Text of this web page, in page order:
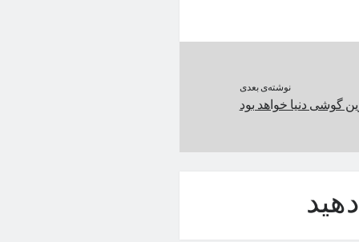
نوشته‌ی بعدی